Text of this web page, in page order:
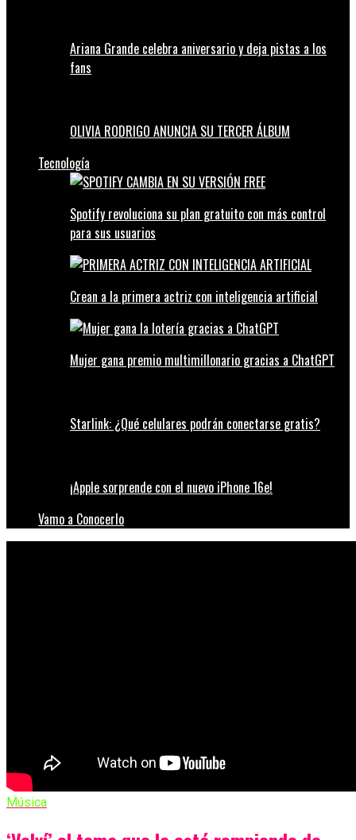
Ariana Grande celebra aniversario y deja pistas a los
fans
OLIVIA RODRIGO ANUNCIA SU TERCER ÁLBUM
Tecnología
Spotify revoluciona su plan gratuito con más control
para sus usuarios
Crean a la primera actriz con inteligencia artificial
Mujer gana premio multimillonario gracias a ChatGPT
Starlink: ¿Qué celulares podrán conectarse gratis?
¡Apple sorprende con el nuevo iPhone 16e!
Vamo a Conocerlo
Música